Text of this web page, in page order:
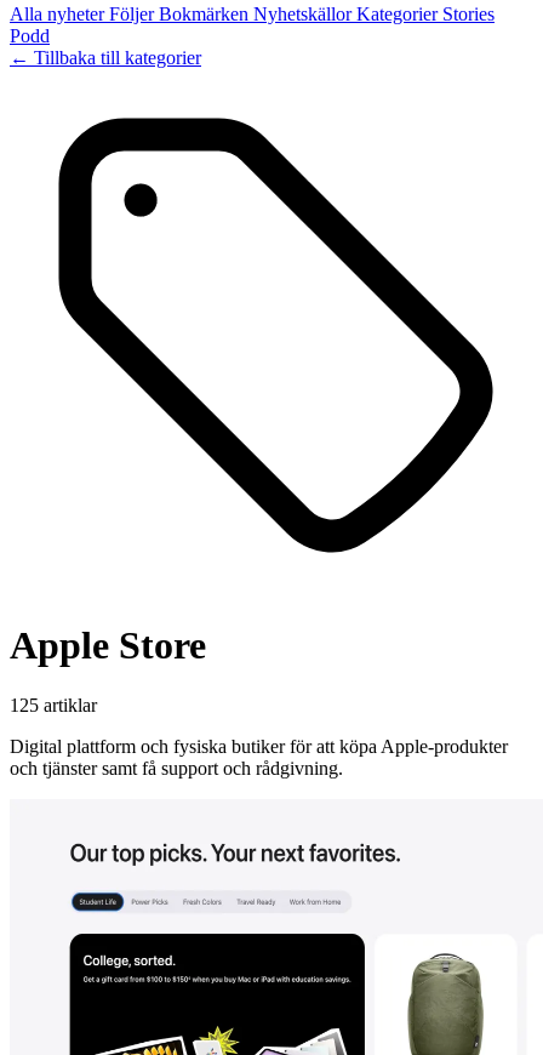
Alla nyheterFöljerBokmärken NyhetskällorKategorier Stories
Podd
← Tillbaka till kategorier
Apple Store
125 artiklar
Digital plattform och fysiska butiker för att köpa Apple-produkter
och tjänster samt få support och rådgivning.